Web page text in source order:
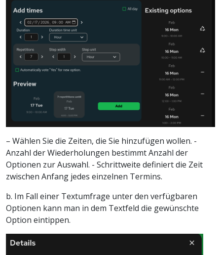
– Wählen Sie die Zeiten, die Sie hinzufügen wollen. -
Anzahl der Wiederholungen bestimmt Anzahl der
Optionen zur Auswahl. - Schrittweite definiert die Zeit
zwischen Anfang jedes einzelnen Termins.
b. Im Fall einer Textumfrage unter den verfügbaren
Optionen kann man in dem Textfeld die gewünschte
Option eintippen.